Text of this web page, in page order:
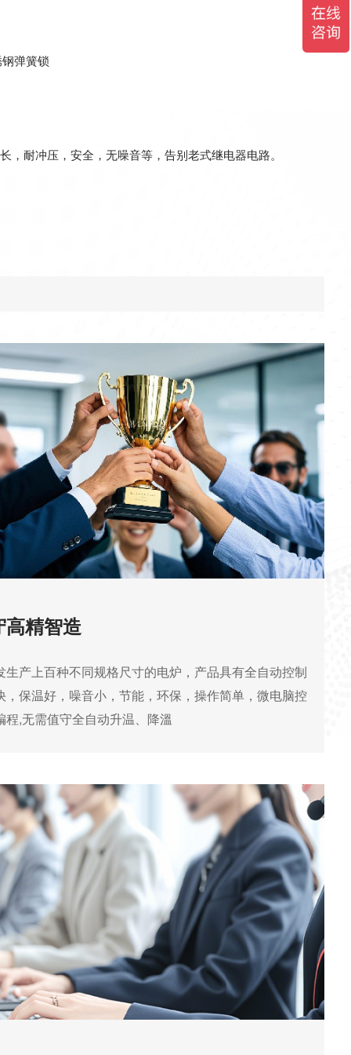
弹簧锁
耐冲压，安全，无噪音等，告别老式继电器电路。
高精智造
生产上百种不同规格尺寸的电炉，产品具有全自动控制
，保温好，噪音小，节能，环保，操作简单，微电脑控
程,无需值守全自动升温、降溫